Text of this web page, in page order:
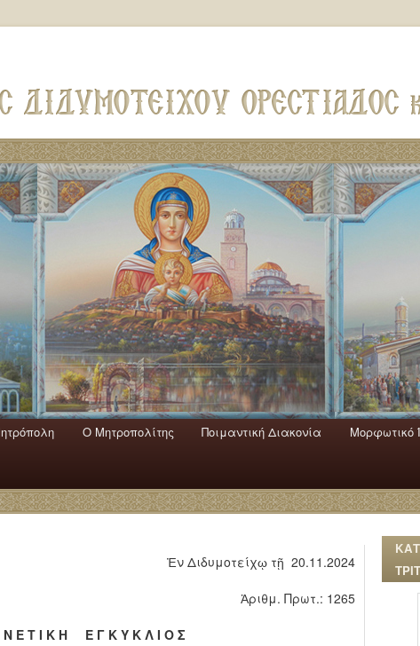
Ο Mητροπολίτης Ποιμαντική Διακονία Μορφωτικό
Ἐν Διδυμοτείχῳ τῇ 20.11.2024
Ἀριθμ. Πρωτ.: 1265
Ν Ε Τ Ι Κ Η Ε Γ Κ Υ Κ Λ Ι Ο Σ